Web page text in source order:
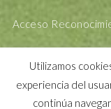
Acceso
Utilizamos
experiencia del
continúa